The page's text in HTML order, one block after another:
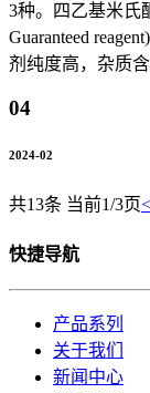
3种。四乙基米氏
Guaranteed
剂纯度高，杂质
04
2024-02
共13条 当前1/3页
快捷导航
产品系列
关于我们
新闻中心